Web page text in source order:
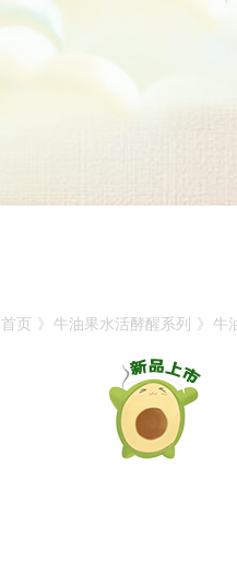
首页 》 牛油果水活酵醒系列 》 牛